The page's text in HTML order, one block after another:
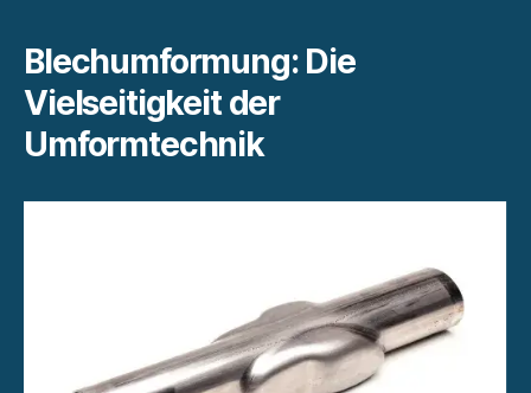
Blechumformung: Die
Vielseitigkeit der
Umformtechnik